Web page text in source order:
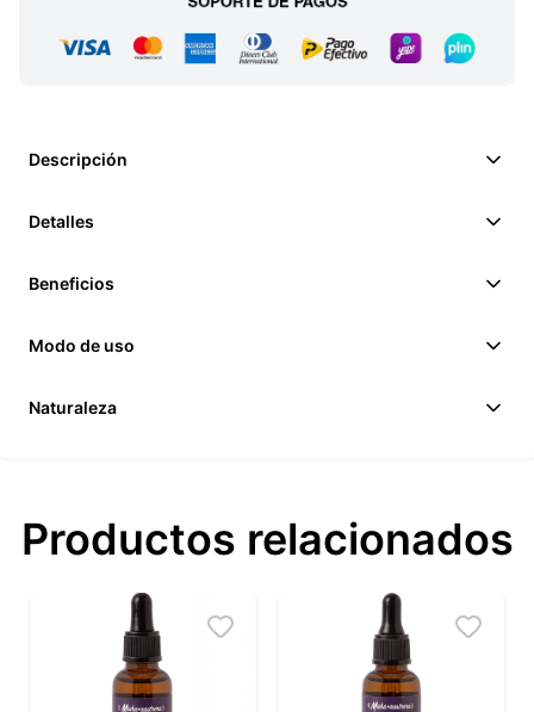
Descripción
Detalles
Beneficios
Modo de uso
Naturaleza
Productos relacionados